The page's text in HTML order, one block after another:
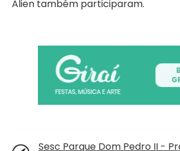
Alien também participaram.
Sesc Parque Dom Pedro II -